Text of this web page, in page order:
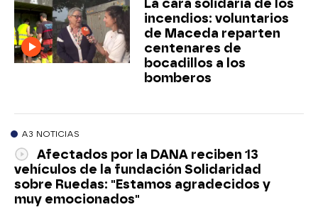
incendios: voluntarios
de Maceda reparten
centenares de
bocadillos a los
bomberos
A3 NOTICIAS
Afectados por la DANA reciben 13
vehículos de la fundación Solidaridad
sobre Ruedas: "Estamos agradecidos y
muy emocionados"